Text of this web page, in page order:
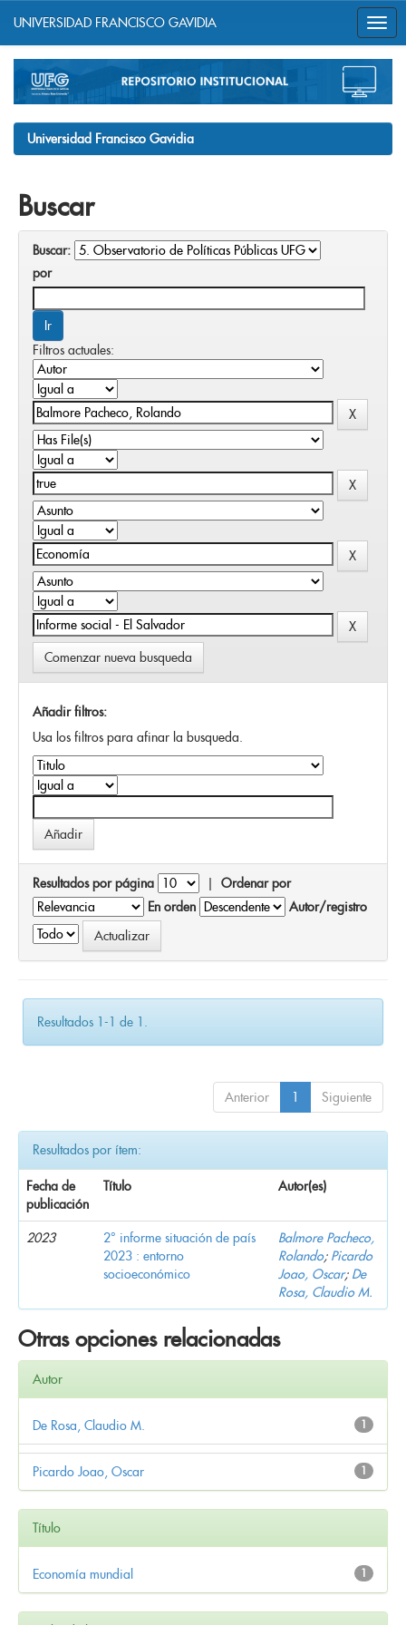
navigation
UNIVERSIDAD FRANCISCO GAVIDIA
Universidad Francisco Gavidia
Buscar
Buscar:
por
Filtros actuales:
Comenzar nueva busqueda
Añadir filtros:
Usa los filtros para afinar la busqueda.
Resultados por página | Ordenar por
En orden
Autor/registro
Resultados 1-1 de 1.
Anterior 1 Siguiente
Resultados por ítem:
Fecha de
publicación
Título Autor(es)
2023
2° informe situación de país
2023 : entorno
socioeconómico
Balmore Pacheco,
Rolando; Picardo
Joao, Oscar; De
Rosa, Claudio M.
Otras opciones relacionadas
Autor
1
De Rosa, Claudio M.
1
Picardo Joao, Oscar
Título
1
Economía mundial